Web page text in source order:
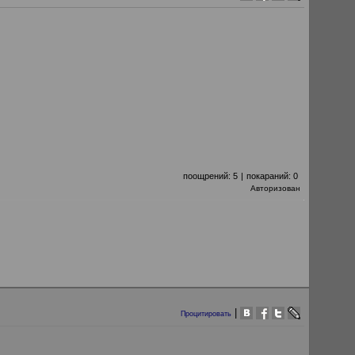
поощрений: 5 | покараний: 0
Авторизован
Процитировать